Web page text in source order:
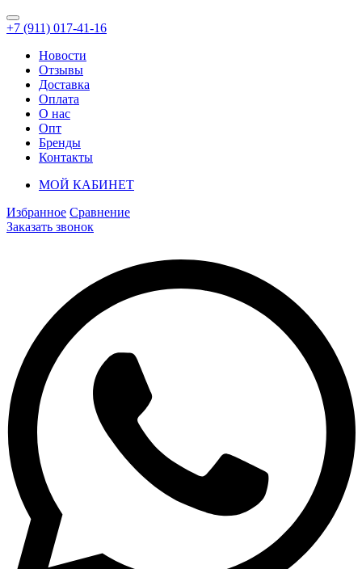
+7 (911) 017-41-16
Новости
Отзывы
Доставка
Оплата
О нас
Опт
Бренды
Контакты
МОЙ КАБИНЕТ
Избранное Сравнение
Заказать звонок